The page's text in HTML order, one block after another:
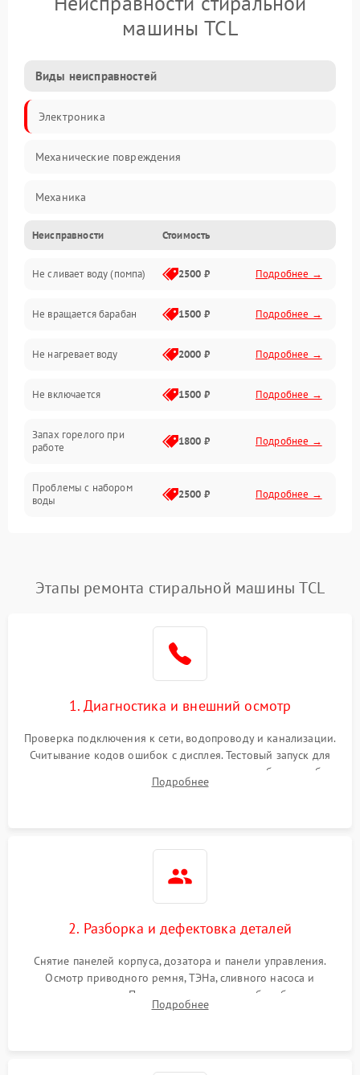
машины TCL
Виды неисправностей
Электроника
Механические повреждения
Механика
Электропитание
Водоснабжение
Слив
Программное обеспечение
Неисправности Стоимость
Не сливает воду (помпа) 2500 ₽ Подробнее →
Не вращается барабан 1500 ₽ Подробнее →
Не нагревает воду 2000 ₽ Подробнее →
Не включается 1500 ₽ Подробнее →
Запах горелого при
работе
1800 ₽ Подробнее →
Проблемы с набором
воды
2500 ₽ Подробнее →
Замена платы управления Подробнее →
Этапы ремонта стиральной машины TCL
1. Диагностика и внешний осмотр
Проверка подключения к сети, водопроводу и канализации.
Считывание кодов ошибок с дисплея. Тестовый запуск для
выявления посторонних шумов, протечек или сбоев в работе
электронного модуля управления.
Подробнее
2. Разборка и дефектовка деталей
Снятие панелей корпуса, дозатора и панели управления.
Осмотр приводного ремня, ТЭНа, сливного насоса и
амортизаторов. Проверка подшипников барабана и
крестовины на износ, а манжеты люка на разрывы.
Подробнее